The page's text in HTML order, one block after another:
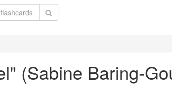
(Sabine Baring-